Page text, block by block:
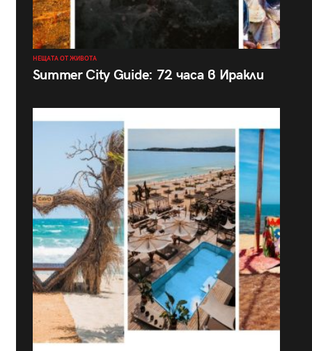
НЕЩАТА ОТ ЖИВОТА
Summer City Guide: 72 часа в Иракли